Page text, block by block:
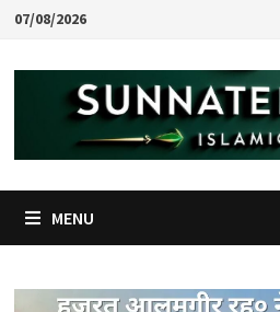
Skip
content
07/08/2026
MENU